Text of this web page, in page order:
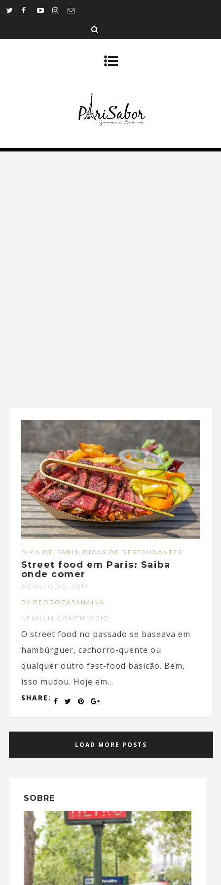
DICA DE PARIS , DICAS DE RESTAURANTES
Street food em Paris: Saiba
onde comer
AGOSTO 30, 2017
BY PEDROZAJANAINA
NENHUM COMENTÁRIO
O street food no passado se baseava em
hambúrguer, cachorro-quente ou
qualquer outro fast-food basicão. Bem,
isso mudou. Hoje em...
SHARE:
LOAD MORE POSTS
SOBRE